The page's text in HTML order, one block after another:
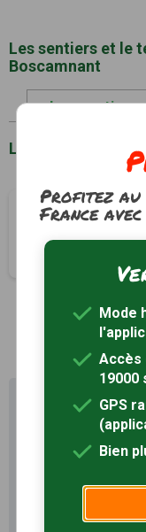
Les sentiers et le
Boscamnant
Les sentiers
Liste des sentiers
Le bois
Profitez
Sentiers
potentiel qu'offre
Profitez au
France
Mode
Accès
19000
GPS
Bien